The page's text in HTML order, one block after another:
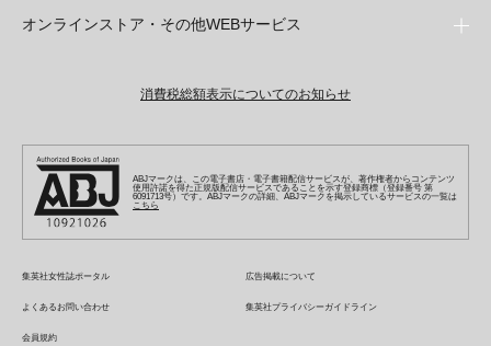
少年ジャンプ+
ZEBRACK
ジャンプルーキー！
S-MANGA
集英社コミック文庫
少年ジャンプ+
集英社コミック文庫
週刊ヤングジャンプ
ヤングジャンプ定期購読デジタル
となりのヤングジャンプ
グランドジャンプ
ウルトラジャンプ
少女マンガ
集英社コミック文庫
りぼん
マーガレット
別冊マーガレット
ジャンプTOON
S-MANGA
集英社コミック文庫
マンガMee公式サイト
リマコミ
マンガMeets
Cookie
Seventeen
LEE
eclat
T JAPAN
MEN'S NON-NO
UOMO
集英社オンライン
芸能・情報・スポーツ
Sportiva
パラスポ
文芸・文庫・総合
web 集英社文庫
青春と読書
アジア人物史
1日5分で、明日は変わる よみタイ yomitai
集英社ビジネス書
集英社新書
集英社新書プラス - 知の水先案内人
kotoba
e!集英社
情報・知識＆オピニオン imidas
ライトノベル・ノベライズ
JUMP j-BOOKS
ダッシュエックス文庫公式サイト
集英社Webマガジン コバルト
集英社みらい文庫
集英社の児童図書 S-KIDS.LAND
オンラインストア・その他WEBサービス
ジャンプキャラクターズストア
HAPPY PLUS STORE
SHUEISHA VOX
LEEマルシェ
SHOP Marisol
eclat premium
その他WEBサービス
集英社エディターズ・ラボ
消費税総額表示についてのお知らせ
ABJマークは、この電子書店・電子書籍配信サービスが、著作権者からコンテンツ
使用許諾を得た正規版配信サービスであることを示す登録商標（登録番号 第
6091713号）です。ABJマークの詳細、ABJマークを掲示しているサービスの一覧は
こちら
集英社女性誌ポータル 広告掲載について
よくあるお問い合わせ 集英社プライバシーガイドライン
会員規約